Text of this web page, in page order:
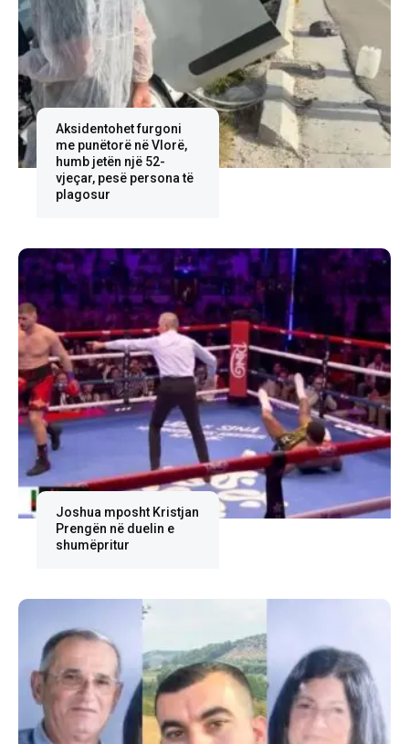
Aksidentohet furgoni
me punëtorë në Vlorë,
humb jetën një 52-
vjeçar, pesë persona të
plagosur
Joshua mposht Kristjan
Prengën në duelin e
shumëpritur